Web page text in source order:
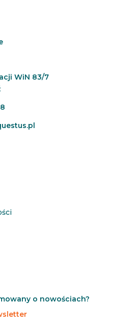
WiN 83/7
o nowościach?